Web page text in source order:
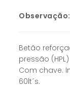
Observação:
Betão
pressão (HPL)
Com chave.
60lt´s.